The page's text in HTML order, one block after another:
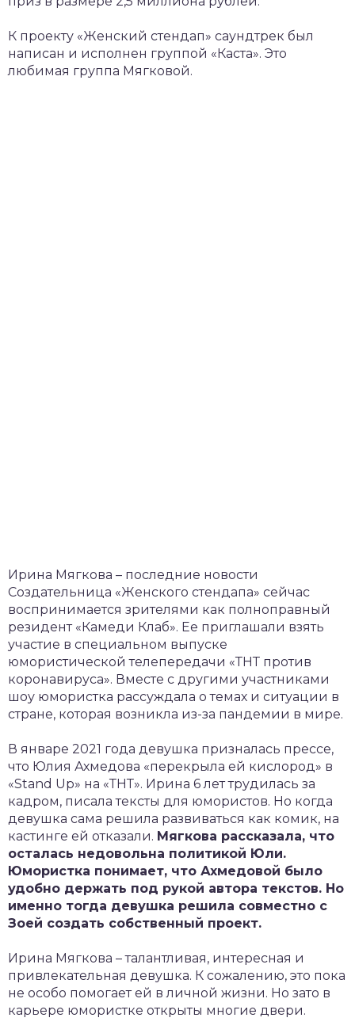
К проекту «Женский стендап» саундтрек был
написан и исполнен группой «Каста». Это
любимая группа Мягковой.
Ирина Мягкова – последние новости
Создательница «Женского стендапа» сейчас
воспринимается зрителями как полноправный
резидент «Камеди Клаб». Ее приглашали взять
участие в специальном выпуске
юмористической телепередачи «ТНТ против
коронавируса». Вместе с другими участниками
шоу юмористка рассуждала о темах и ситуации в
стране, которая возникла из-за пандемии в мире.
В январе 2021 года девушка призналась прессе,
что Юлия Ахмедова «перекрыла ей кислород» в
«Stand Up» на «ТНТ». Ирина 6 лет трудилась за
кадром, писала тексты для юмористов. Но когда
девушка сама решила развиваться как комик, на
кастинге ей отказали. Мягкова рассказала, что
осталась недовольна политикой Юли.
Юмористка понимает, что Ахмедовой было
удобно держать под рукой автора текстов. Но
именно тогда девушка решила совместно с
Зоей создать собственный проект.
Ирина Мягкова – талантливая, интересная и
привлекательная девушка. К сожалению, это пока
не особо помогает ей в личной жизни. Но зато в
карьере юмористке открыты многие двери.